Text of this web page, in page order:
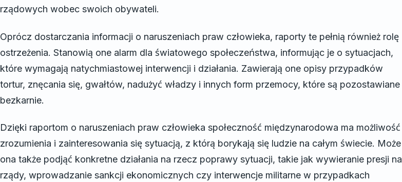
rządowych wobec swoich obywateli.
Oprócz dostarczania informacji o naruszeniach praw człowieka, raporty te pełnią również rolę
ostrzeżenia. Stanowią one alarm dla światowego społeczeństwa, informując je o sytuacjach,
które wymagają natychmiastowej interwencji i działania. Zawierają one opisy przypadków
tortur, znęcania się, gwałtów, nadużyć władzy i innych form przemocy, które są pozostawiane
bezkarnie.
Dzięki raportom o naruszeniach praw człowieka społeczność międzynarodowa ma możliwość
zrozumienia i zainteresowania się sytuacją, z którą borykają się ludzie na całym świecie. Może
ona także podjąć konkretne działania na rzecz poprawy sytuacji, takie jak wywieranie presji na
rządy, wprowadzanie sankcji ekonomicznych czy interwencje militarne w przypadkach